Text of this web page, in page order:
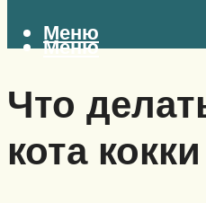
Меню
Меню
Что
кота